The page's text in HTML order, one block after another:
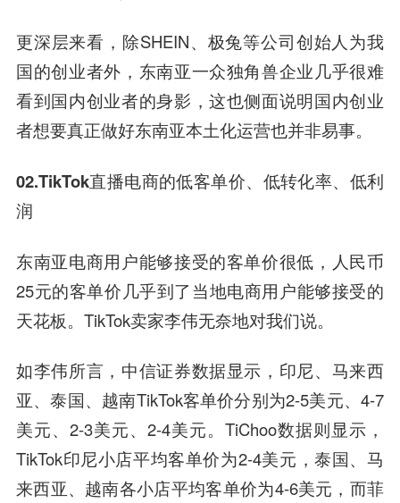
更深层来看，除SHEIN、极兔等公司创始人为我
国的创业者外，东南亚一众独角兽企业几乎很难
看到国内创业者的身影，这也侧面说明国内创业
者想要真正做好东南亚本土化运营也并非易事。
02.TikTok直播电商的低客单价、低转化率、低利
润
东南亚电商用户能够接受的客单价很低，人民币
25元的客单价几乎到了当地电商用户能够接受的
天花板。TikTok卖家李伟无奈地对我们说。
如李伟所言，中信证券数据显示，印尼、马来西
亚、泰国、越南TikTok客单价分别为2-5美元、4-7
美元、2-3美元、2-4美元。TiChoo数据则显示，
TikTok印尼小店平均客单价为2-4美元，泰国、马
来西亚、越南各小店平均客单价为4-6美元，而菲